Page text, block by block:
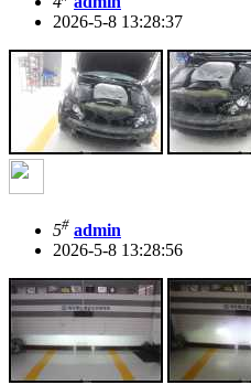
2026-5-8 13:28:37
5# admin
2026-5-8 13:28:56